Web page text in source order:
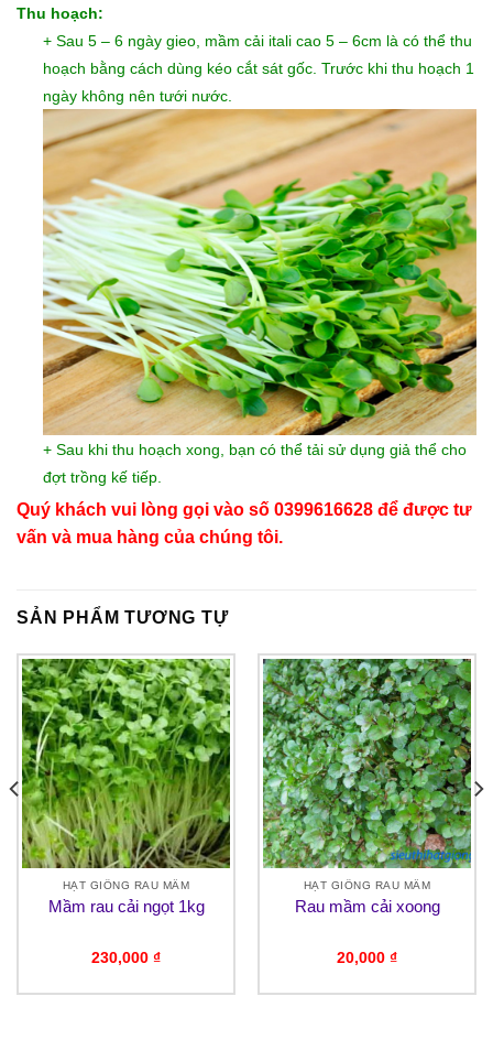
Thu hoạch:
+ Sau 5 – 6 ngày gieo, mầm cải itali cao 5 – 6cm là có thể thu
hoạch bằng cách dùng kéo cắt sát gốc. Trước khi thu hoạch 1
ngày không nên tưới nước.
+ Sau khi thu hoạch xong, bạn có thể tải sử dụng giả thể cho
đợt trồng kế tiếp.
Quý khách vui lòng gọi vào số 0399616628 để được tư
vấn và mua hàng của chúng tôi.
SẢN PHẨM TƯƠNG TỰ
HẠT GIỐNG RAU MẦM
Mầm rau cải ngọt 1kg
230,000 ₫
HẠT GIỐNG RAU MẦM
Rau mầm cải xoong
20,000 ₫